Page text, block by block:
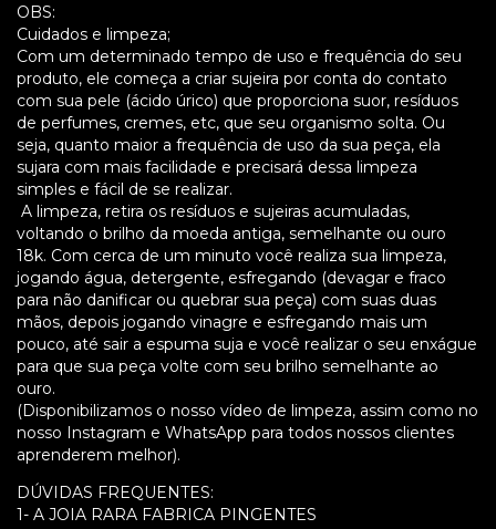
OBS:
Cuidados e limpeza;
Com um determinado tempo de uso e frequência do seu
produto, ele começa a criar sujeira por conta do contato
com sua pele (ácido úrico) que proporciona suor, resíduos
de perfumes, cremes, etc, que seu organismo solta. Ou
seja, quanto maior a frequência de uso da sua peça, ela
sujara com mais facilidade e precisará dessa limpeza
simples e fácil de se realizar.
A limpeza, retira os resíduos e sujeiras acumuladas,
voltando o brilho da moeda antiga, semelhante ou ouro
18k. Com cerca de um minuto você realiza sua limpeza,
jogando água, detergente, esfregando (devagar e fraco
para não danificar ou quebrar sua peça) com suas duas
mãos, depois jogando vinagre e esfregando mais um
pouco, até sair a espuma suja e você realizar o seu enxágue
para que sua peça volte com seu brilho semelhante ao
ouro.
(Disponibilizamos o nosso vídeo de limpeza, assim como no
nosso Instagram e WhatsApp para todos nossos clientes
aprenderem melhor).
DÚVIDAS FREQUENTES:
1- A JOIA RARA FABRICA PINGENTES